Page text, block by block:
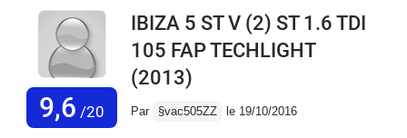
gamme seat Volkswagen et audi
9,6 /20
IBIZA 5 ST V (2) ST 1.6 TDI
105 FAP TECHLIGHT
(2013)
Par §vac505ZZ le 19/10/2016